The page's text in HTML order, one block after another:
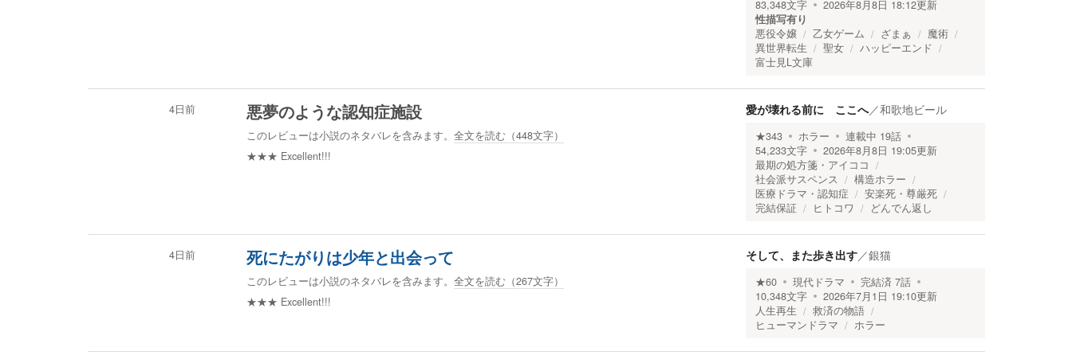
83,348文字 2026年8月8日 18:12更新
性描写有り
悪役令嬢
乙女ゲーム ざまぁ
魔術
異世界転生
聖女
ハッピーエンド
富士見L文庫
4日前 悪夢のような認知症施設
このレビューは小説のネタバレを含みます。 全文を読む（448文字）
★★★ Excellent!!!
愛が壊れる前に ここへ／和歌地ビール
★343 ホラー 連載中 19話
54,233文字 2026年8月8日 19:05更新
最期の処方箋・アイココ
社会派サスペンス
構造ホラー
医療ドラマ・認知症
安楽死・尊厳死
完結保証
ヒトコワ どんでん返し
4日前 死にたがりは少年と出会って
このレビューは小説のネタバレを含みます。 全文を読む（267文字）
★★★ Excellent!!!
そして、また歩き出す／銀猫
★60 現代ドラマ 完結済 7話
10,348文字 2026年7月1日 19:10更新
人生再生
救済の物語
ヒューマンドラマ
ホラー